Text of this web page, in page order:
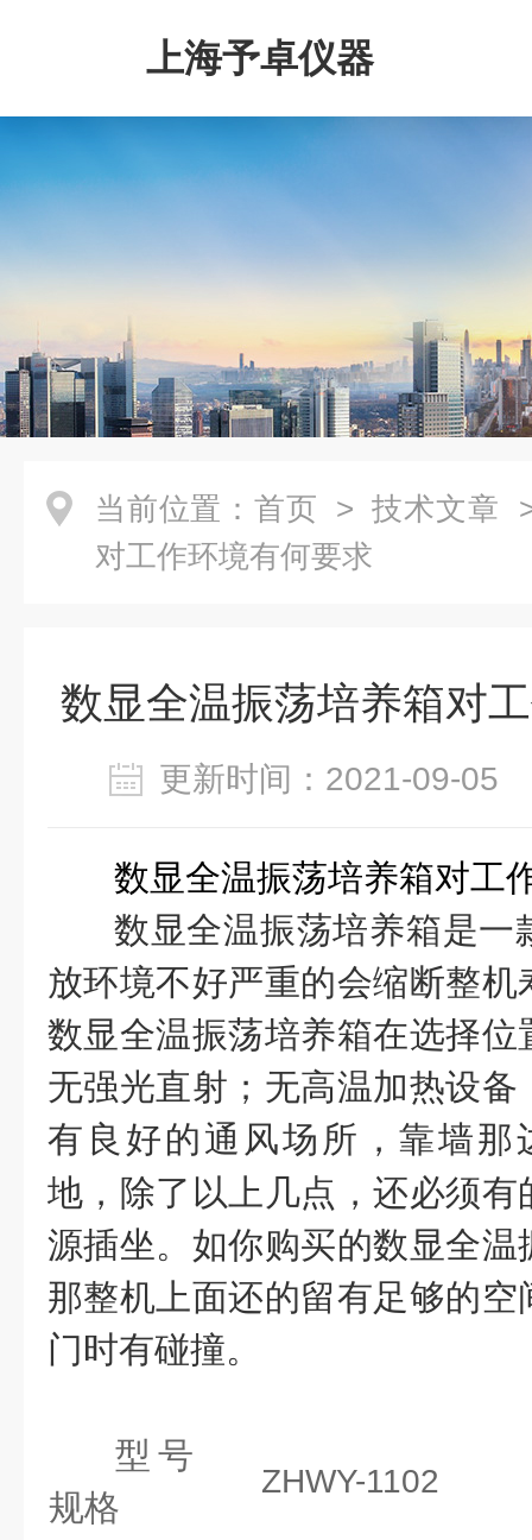
上海予卓仪器
当前位置： 首页 > 技术文章
对工作环境有何要求
数显全温振荡培养箱对
更新时间：2021-09-
数显全温振荡培养箱对工
数显全温振荡培养箱是一
放环境不好严重的会缩断整
数显全温振荡培养箱在选择
无强光直射；无高温加热设
有良好的通风场所，靠墙那
地，除了以上几点，还必须
源插坐。如你购买的数显全
那整机上面还的留有足够的
门时有碰撞。
型号
规格
ZHWY-1102